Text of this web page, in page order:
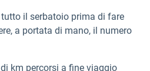
il serbatoio prima di fare
a portata di mano, il numero
km percorsi a fine viaggio